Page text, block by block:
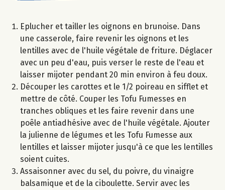
Eplucher et tailler les oignons en brunoise. Dans
une casserole, faire revenir les oignons et les
lentilles avec de l'huile végétale de friture. Déglacer
avec un peu d'eau, puis verser le reste de l'eau et
laisser mijoter pendant 20 min environ à feu doux.
Découper les carottes et le 1/2 poireau en sifflet et
mettre de côté. Couper les Tofu Fumesses en
tranches obliques et les faire revenir dans une
poêle antiadhésive avec de l'huile végétale. Ajouter
la julienne de légumes et les Tofu Fumesse aux
lentilles et laisser mijoter jusqu'à ce que les lentilles
soient cuites.
Assaisonner avec du sel, du poivre, du vinaigre
balsamique et de la ciboulette. Servir avec les